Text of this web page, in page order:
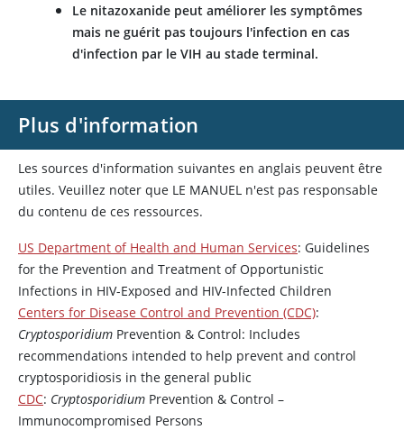
Le nitazoxanide peut améliorer les symptômes
mais ne guérit pas toujours l'infection en cas
d'infection par le VIH au stade terminal.
Plus d'information
Les sources d'information suivantes en anglais peuvent être
utiles. Veuillez noter que LE MANUEL n'est pas responsable
du contenu de ces ressources.
US Department of Health and Human Services: Guidelines
for the Prevention and Treatment of Opportunistic
Infections in HIV-Exposed and HIV-Infected Children
Centers for Disease Control and Prevention (CDC):
Cryptosporidium Prevention & Control: Includes
recommendations intended to help prevent and control
cryptosporidiosis in the general public
CDC: Cryptosporidium Prevention & Control –
Immunocompromised Persons